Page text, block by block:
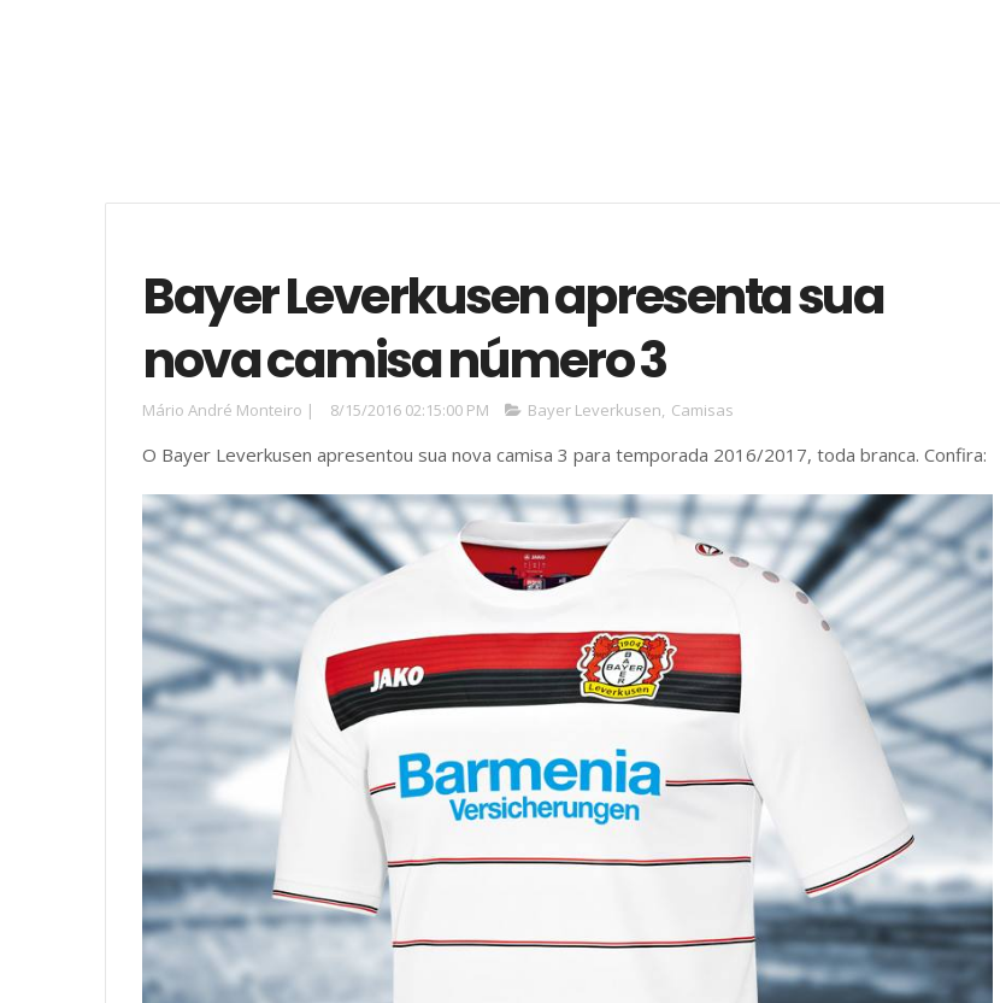
Bayer Leverkusen apresenta sua
nova camisa número 3
Mário André Monteiro | 8/15/2016 02:15:00 PM Bayer Leverkusen, Camisas
O Bayer Leverkusen apresentou sua nova camisa 3 para temporada 2016/2017, toda branca. Confira: